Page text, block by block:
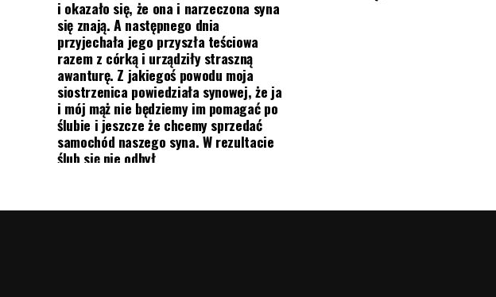
i okazało się, że ona i narzeczona syna
się znają. A następnego dnia
przyjechała jego przyszła teściowa
razem z córką i urządziły straszną
awanturę. Z jakiegoś powodu moja
siostrzenica powiedziała synowej, że ja
i mój mąż nie będziemy im pomagać po
ślubie i jeszcze że chcemy sprzedać
samochód naszego syna. W rezultacie
ślub się nie odbył